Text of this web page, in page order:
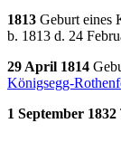
1813 Geburt eines
b. 1813 d. 24
29 April 1814
Königsegg-
1 September 1832